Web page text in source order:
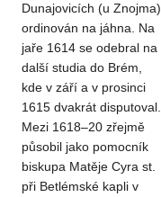
Dunajovicích (u Znojma)
ordinován na jáhna. Na
jaře 1614 se odebral na
další studia do Brém,
kde v září a v prosinci
1615 dvakrát disputoval.
Mezi 1618–20 zřejmě
působil jako pomocník
biskupa Matěje Cyra st.
při Betlémské kapli v